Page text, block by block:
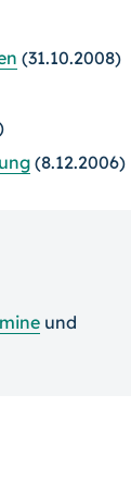
(31.10.2008)
(8.12.2006)
und